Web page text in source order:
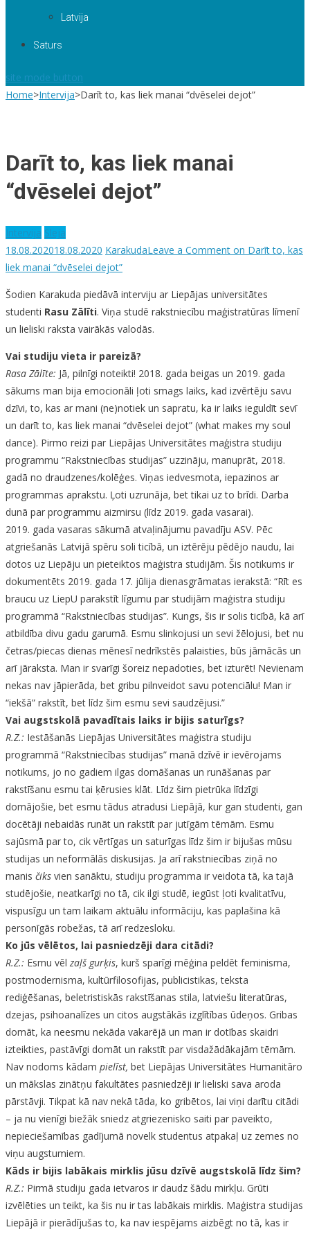
Latvija
Saturs
site mode button
Home>Intervija>Darīt to, kas liek manai “dvēselei dejot”
Darīt to, kas liek manai
“dvēselei dejot”
Intervija Sleja
18.08.202018.08.2020 KarakudaLeave a Comment on Darīt to, kas
liek manai “dvēselei dejot”
Šodien Karakuda piedāvā interviju ar Liepājas universitātes
studenti Rasu Zālīti. Viņa studē rakstniecību maģistratūras līmenī
un lieliski raksta vairākās valodās.
Vai studiju vieta ir pareizā?
Rasa Zālīte: Jā, pilnīgi noteikti! 2018. gada beigas un 2019. gada
sākums man bija emocionāli ļoti smags laiks, kad izvērtēju savu
dzīvi, to, kas ar mani (ne)notiek un sapratu, ka ir laiks ieguldīt sevī
un darīt to, kas liek manai “dvēselei dejot” (what makes my soul
dance). Pirmo reizi par Liepājas Universitātes maģistra studiju
programmu “Rakstniecības studijas” uzzināju, manuprāt, 2018.
gadā no draudzenes/kolēģes. Viņas iedvesmota, iepazinos ar
programmas aprakstu. Ļoti uzrunāja, bet tikai uz to brīdi. Darba
dunā par programmu aizmirsu (līdz 2019. gada vasarai).
2019. gada vasaras sākumā atvaļinājumu pavadīju ASV. Pēc
atgriešanās Latvijā spēru soli ticībā, un iztērēju pēdējo naudu, lai
dotos uz Liepāju un pieteiktos maģistra studijām. Šis notikums ir
dokumentēts 2019. gada 17. jūlija dienasgrāmatas ierakstā: “Rīt es
braucu uz LiepU parakstīt līgumu par studijām maģistra studiju
programmā “Rakstniecības studijas”. Kungs, šis ir solis ticībā, kā arī
atbildība divu gadu garumā. Esmu slinkojusi un sevi žēlojusi, bet nu
četras/piecas dienas mēnesī nedrīkstēs palaisties, būs jāmācās un
arī jāraksta. Man ir svarīgi šoreiz nepadoties, bet izturēt! Nevienam
nekas nav jāpierāda, bet gribu pilnveidot savu potenciālu! Man ir
“iekšā” rakstīt, bet līdz šim esmu sevi saudzējusi.”
Vai augstskolā pavadītais laiks ir bijis saturīgs?
R.Z.: Iestāšanās Liepājas Universitātes maģistra studiju
programmā “Rakstniecības studijas” manā dzīvē ir ievērojams
notikums, jo no gadiem ilgas domāšanas un runāšanas par
rakstīšanu esmu tai ķērusies klāt. Līdz šim pietrūka līdzīgi
domājošie, bet esmu tādus atradusi Liepājā, kur gan studenti, gan
docētāji nebaidās runāt un rakstīt par jutīgām tēmām. Esmu
sajūsmā par to, cik vērtīgas un saturīgas līdz šim ir bijušas mūsu
studijas un neformālās diskusijas. Ja arī rakstniecības ziņā no
manis čiks vien sanāktu, studiju programma ir veidota tā, ka tajā
studējošie, neatkarīgi no tā, cik ilgi studē, iegūst ļoti kvalitatīvu,
vispusīgu un tam laikam aktuālu informāciju, kas paplašina kā
personīgās robežas, tā arī redzesloku.
Ko jūs vēlētos, lai pasniedzēji dara citādi?
R.Z.: Esmu vēl zaļš gurķis, kurš sparīgi mēģina peldēt feminisma,
postmodernisma, kultūrfilosofijas, publicistikas, teksta
rediģēšanas, beletristiskās rakstīšanas stila, latviešu literatūras,
dzejas, psihoanalīzes un citos augstākās izglītības ūdeņos. Gribas
domāt, ka neesmu nekāda vakarējā un man ir dotības skaidri
izteikties, pastāvīgi domāt un rakstīt par visdažādākajām tēmām.
Nav nodoms kādam pielīst, bet Liepājas Universitātes Humanitāro
un mākslas zinātņu fakultātes pasniedzēji ir lieliski sava aroda
pārstāvji. Tikpat kā nav nekā tāda, ko gribētos, lai viņi darītu citādi
– ja nu vienīgi biežāk sniedz atgriezenisko saiti par paveikto,
nepieciešamības gadījumā novelk studentus atpakaļ uz zemes no
viņu augstumiem.
Kāds ir bijis labākais mirklis jūsu dzīvē augstskolā līdz šim?
R.Z.: Pirmā studiju gada ietvaros ir daudz šādu mirkļu. Grūti
izvēlēties un teikt, ka šis nu ir tas labākais mirklis. Maģistra studijas
Liepājā ir pierādījušas to, ka nav iespējams aizbēgt no tā, kas ir